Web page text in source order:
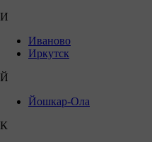
И
Иваново
Иркутск
Й
Йошкар-Ола
К